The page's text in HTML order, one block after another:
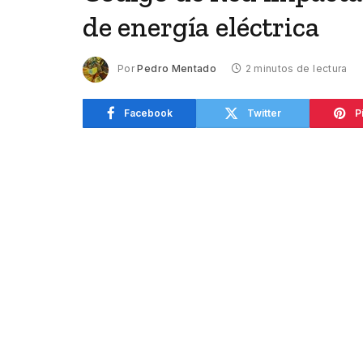
de energía eléctrica
Por Pedro Mentado 2 minutos de lectura
Facebook Twitter